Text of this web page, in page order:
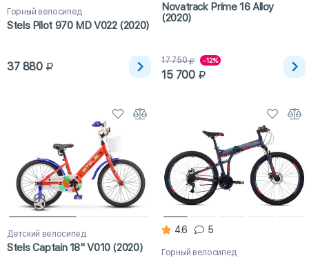
Горный велосипед
Stels Pilot 970 MD V022 (2020)
37 880
Novatrack Prime 16 Alloy
(2020)
17 750 -12%
15 700
Детский велосипед
Stels Captain 18" V010 (2020)
4.6 5
Горный велосипед